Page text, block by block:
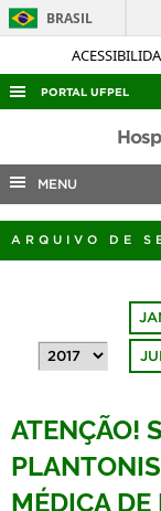
BRASIL
PORTAL UFPEL
ACESSO À
AUDITORIA
COBALTO
CONCURSOS
OUVIDORIA
TELEFONES
MENU
ARQUIVO DE
ATENÇÃO!
MÉDICA